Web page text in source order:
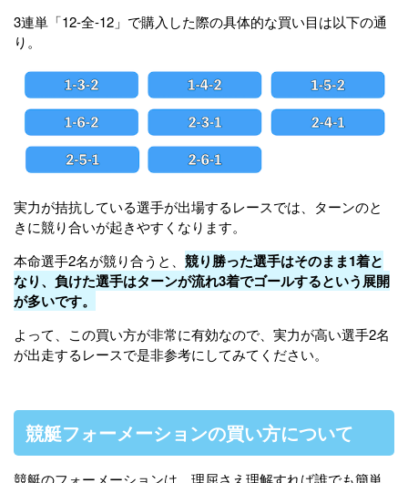
3連単「12-全-12」で購入した際の具体的な買い目は以下の通
り。
実力が拮抗している選手が出場するレースでは、ターンのと
きに競り合いが起きやすくなります。
本命選手2名が競り合うと、 競り勝った選手はそのまま1着と
なり、負けた選手はターンが流れ3着でゴールするという展開
が多いです。
よって、この買い方が非常に有効なので、実力が高い選手2名
が出走するレースで是非参考にしてみてください。
競艇フォーメーションの買い方について
競艇のフォーメーションは、理屈さえ理解すれば誰でも簡単